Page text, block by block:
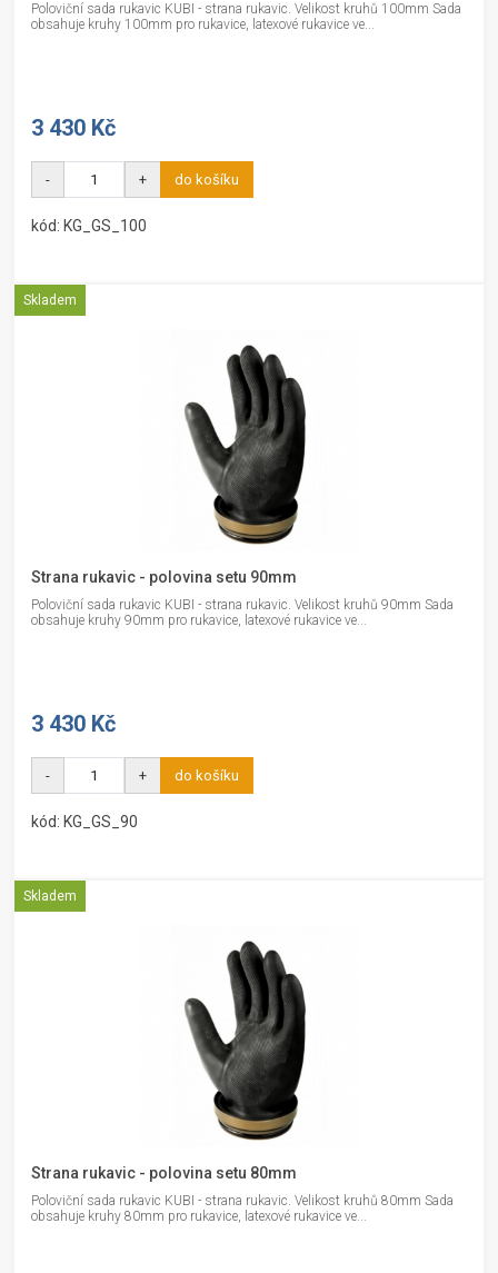
Poloviční sada rukavic KUBI - strana rukavic. Velikost kruhů 100mm Sada
obsahuje kruhy 100mm pro rukavice, latexové rukavice ve...
3 430 Kč
- + do košíku
kód: KG_GS_100
Skladem
Strana rukavic - polovina setu 90mm
Poloviční sada rukavic KUBI - strana rukavic. Velikost kruhů 90mm Sada
obsahuje kruhy 90mm pro rukavice, latexové rukavice ve...
3 430 Kč
- + do košíku
kód: KG_GS_90
Skladem
Strana rukavic - polovina setu 80mm
Poloviční sada rukavic KUBI - strana rukavic. Velikost kruhů 80mm Sada
obsahuje kruhy 80mm pro rukavice, latexové rukavice ve...